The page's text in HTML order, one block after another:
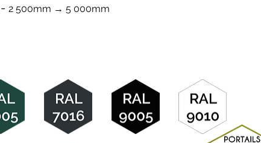
- 2 500mm → 5 000mm